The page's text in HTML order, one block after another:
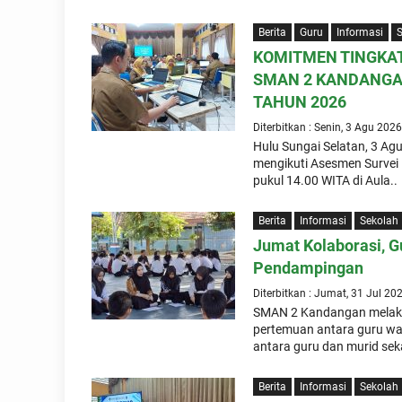
Berita Guru Informasi
KOMITMEN
SMAN 2
TAHUN 2026
Diterbitkan : Senin, 3 Agu 2026
Hulu Sungai Selatan, 3
mengikuti Asesmen
pukul 14.00 WITA di Aula..
Berita Informasi Sekolah
Jumat Kolaborasi,
Pendampingan
Diterbitkan : Jumat, 31 Jul
SMAN 2 Kandangan
pertemuan antara guru
antara guru dan murid
Berita Informasi Sekolah